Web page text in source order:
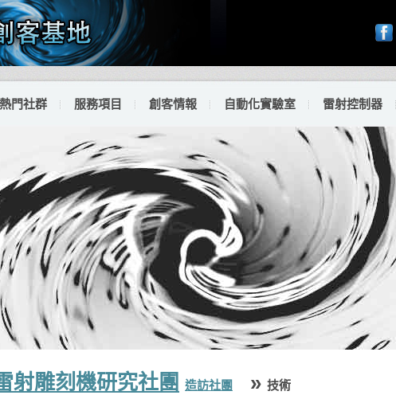
熱門社群 服務項目 創客情報 自動化實驗室 雷射控制器
射雕刻機研究社團 造訪社團 » 技術